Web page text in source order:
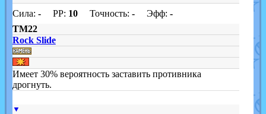
Сила: -PP: 10Точность: -Эфф: -
TM22
Rock Slide
Имеет 30% вероятность заставить противника
дрогнуть.
▼